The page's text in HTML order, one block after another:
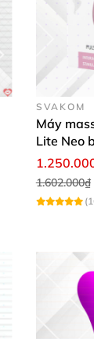
SVAKOM
Máy
Lite Neo
1.602.000₫